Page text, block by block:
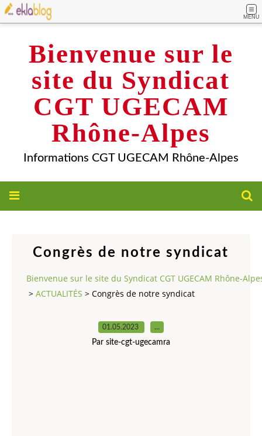
MENU
Bienvenue sur le
site du Syndicat
CGT UGECAM
Rhône-Alpes
Informations CGT UGECAM Rhône-Alpes
Congrès de notre syndicat
Bienvenue sur le site du Syndicat CGT UGECAM Rhône-
> ACTUALITÉS > Congrès de notre syndicat
01.05.2023 …
Par site-cgt-ugecamra